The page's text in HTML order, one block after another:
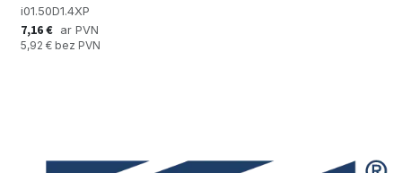
i01.50D1.4XP
7,16€ ar PVN
5,92 € bez PVN